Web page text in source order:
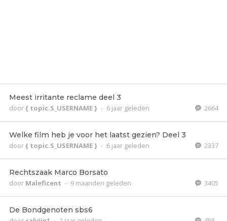
Meest irritante reclame deel 3
door{ topic.S_USERNAME } - 6 jaar geleden 2664
Welke film heb je voor het laatst gezien? Deel 3
door{ topic.S_USERNAME } - 6 jaar geleden 2337
Rechtszaak Marco Borsato
door Maleficent - 9 maanden geleden 3405
De Bondgenoten sbs6